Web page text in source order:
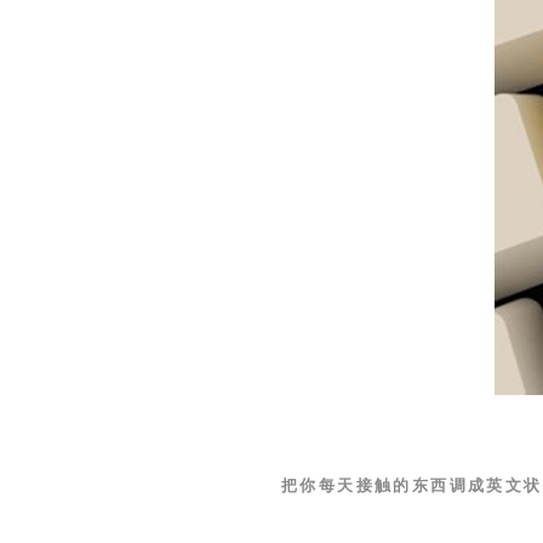
把你每天接触的东西调成英文